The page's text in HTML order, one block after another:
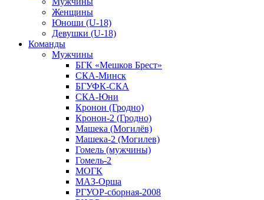
Женщины
Юноши (U-18)
Девушки (U-18)
Команды
Мужчины
БГК «Мешков Брест»
СКА-Минск
БГУФК-СКА
СКА-Юни
Кронон (Гродно)
Кронон-2 (Гродно)
Машека (Могилёв)
Машека-2 (Могилев)
Гомель (мужчины)
Гомель-2
МОГК
МАЗ-Орша
РГУОР-сборная-2008